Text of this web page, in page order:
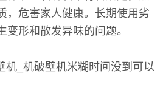
，危害家人健康。长期使用劣
变形和散发异味的问题。